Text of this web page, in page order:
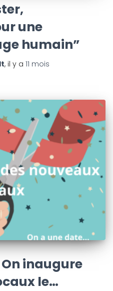
une
humain”
, il y a 11 mois
On inaugure
le…